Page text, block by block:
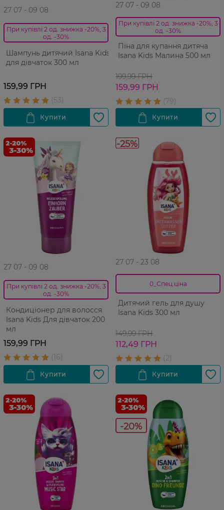
27 07 - 09 08
При купівлі 2 од. знижка -20%, 3
од. -30%
Шампунь дитячий Isana Kids
для дівчаток 300 мл
159,99 ГРН
27 07 - 09 08
При купівлі 2 од. знижка -20%, 3
од. -30%
Піна для купання дитяча
Isana Kids Малина 500 мл
199,99 ГРН
159,99 ГРН
27 07 - 09 08
При купівлі 2 од. знижка -20%, 3
од. -30%
Кондиціонер для волосся
Isana Kids Для дівчаток 200
мл
159,99 ГРН
-25%
27 07 - 23 08
0_Спец.ціна
Дитячий гель для душу
Isana Kids 300 мл
149,99 ГРН
112,49 ГРН
-20%